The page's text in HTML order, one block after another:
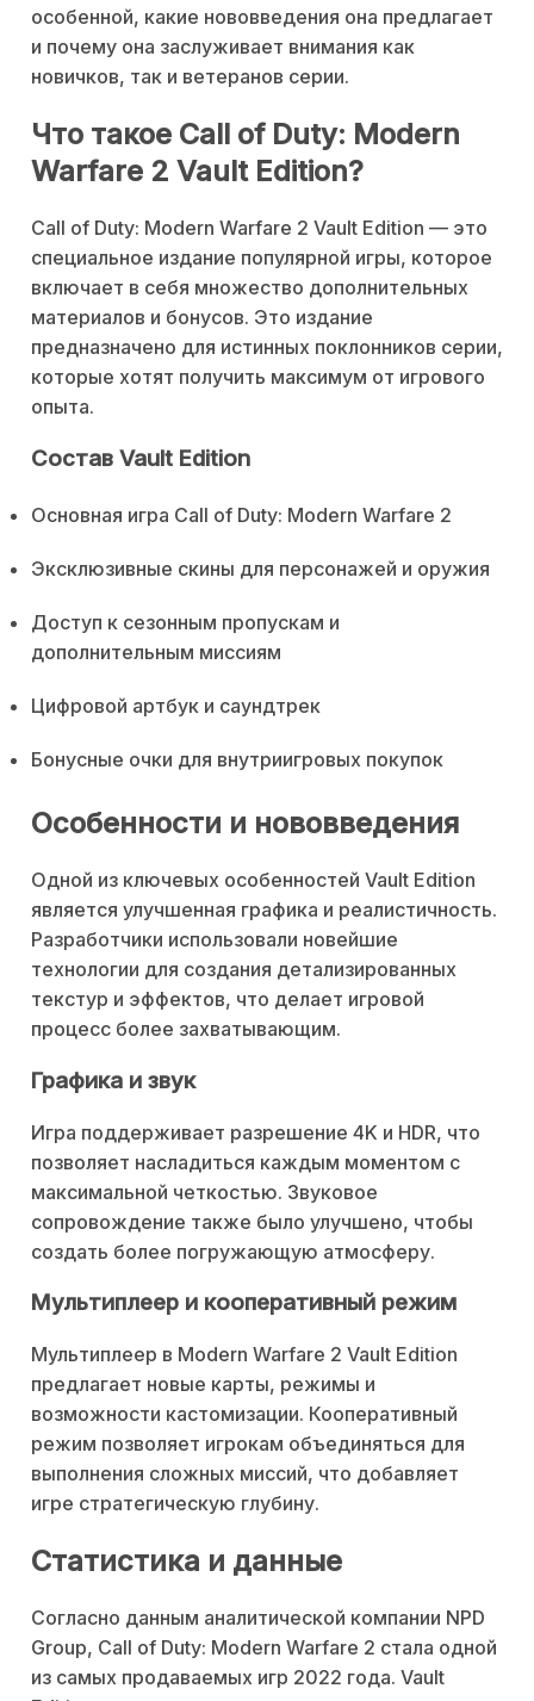
особенной, какие нововведения она предлагает
и почему она заслуживает внимания как
новичков, так и ветеранов серии.
Что такое Call of Duty: Modern
Warfare 2 Vault Edition?
Call of Duty: Modern Warfare 2 Vault Edition — это
специальное издание популярной игры, которое
включает в себя множество дополнительных
материалов и бонусов. Это издание
предназначено для истинных поклонников серии,
которые хотят получить максимум от игрового
опыта.
Состав Vault Edition
Основная игра Call of Duty: Modern Warfare 2
Эксклюзивные скины для персонажей и оружия
Доступ к сезонным пропускам и
дополнительным миссиям
Цифровой артбук и саундтрек
Бонусные очки для внутриигровых покупок
Особенности и нововведения
Одной из ключевых особенностей Vault Edition
является улучшенная графика и реалистичность.
Разработчики использовали новейшие
технологии для создания детализированных
текстур и эффектов, что делает игровой
процесс более захватывающим.
Графика и звук
Игра поддерживает разрешение 4K и HDR, что
позволяет насладиться каждым моментом с
максимальной четкостью. Звуковое
сопровождение также было улучшено, чтобы
создать более погружающую атмосферу.
Мультиплеер и кооперативный режим
Мультиплеер в Modern Warfare 2 Vault Edition
предлагает новые карты, режимы и
возможности кастомизации. Кооперативный
режим позволяет игрокам объединяться для
выполнения сложных миссий, что добавляет
игре стратегическую глубину.
Статистика и данные
Согласно данным аналитической компании NPD
Group, Call of Duty: Modern Warfare 2 стала одной
из самых продаваемых игр 2022 года. Vault